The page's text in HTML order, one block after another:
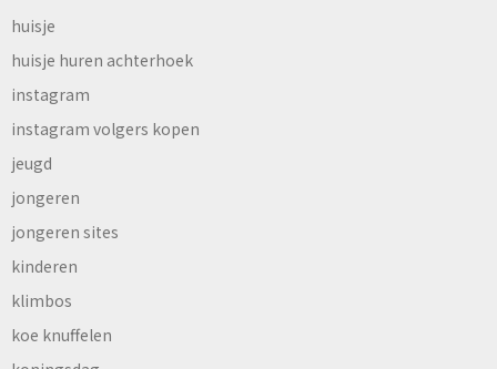
huisje
huisje huren achterhoek
instagram
instagram volgers kopen
jeugd
jongeren
jongeren sites
kinderen
klimbos
koe knuffelen